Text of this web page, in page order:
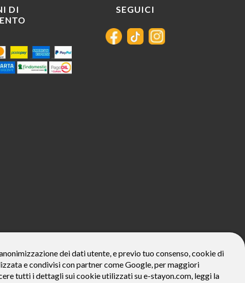
DI
SEGUICI
Prezzo del bene € 800, Tan fisso 12,24% Taeg 12,95%, in 23
della prima rata a 90 giorni. Al fine di gestire le tue spese in modo
dei dati utente, e previo tuo consenso, cookie di
e condivisi con partner come Google, per maggiori
tutti i dettagli sui cookie utilizzati su e-stayon.com, leggi la